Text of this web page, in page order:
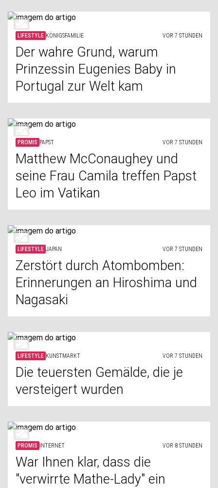
LIFESTYLE KÖNIGSFAMILIE VOR 7 STUNDEN
Der wahre Grund, warum
Prinzessin Eugenies Baby in
Portugal zur Welt kam
PROMIS PAPST VOR 7 STUNDEN
Matthew McConaughey und
seine Frau Camila treffen Papst
Leo im Vatikan
LIFESTYLE JAPAN VOR 7 STUNDEN
Zerstört durch Atombomben:
Erinnerungen an Hiroshima und
Nagasaki
LIFESTYLE KUNSTMARKT VOR 7 STUNDEN
Die teuersten Gemälde, die je
versteigert wurden
PROMIS INTERNET VOR 8 STUNDEN
War Ihnen klar, dass die
"verwirrte Mathe-Lady" ein